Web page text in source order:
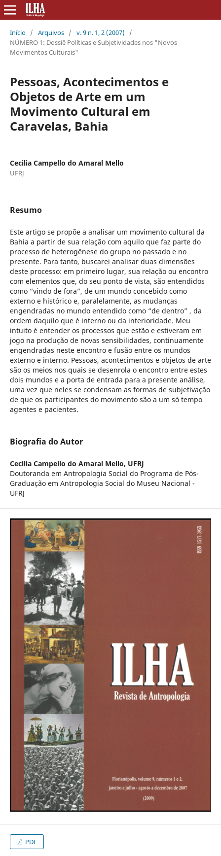
Início / Arquivos / v. 9 n. 1, 2 (2007)
/
NÚMERO 1: Dossiê Políticas e Subjetividades nos "Novos
Movimentos Culturais"
Pessoas, Acontecimentos e
Objetos de Arte em um
Movimento Cultural em
Caravelas, Bahia
Cecilia Campello do Amaral Mello
UFRJ
Resumo
Este artigo se propõe a analisar um movimento cultural da
Bahia a partir de sua relação com aquilo que faz parte do
processo de heterogênese do grupo no passado e no
presente. Para tanto, buscarei analisar duas dimensões
deste processo: em primeiro lugar, sua relação ou encontro
com elementos que, do seu ponto de vista, são entendidos
como “vindo de fora”, de um mundo concebido como
externo e histórico e, paralelamente, as mudanças
engendradas no mundo entendido como “de dentro” , da
ordem daquilo que é interno ou da interioridade. Meu
intuito é entender os processos que estão e estiveram em
jogo na produção de novas sensibilidades, continuamente
engendradas neste encontro e fusão entre os mundos
externo e interno. Pessoas, acontecimentos e objetos de arte
são os meios nos quais se desenrola o encontro entre estes
dois mundos e a porta de entrada para a presente análise,
uma vez que neles se condensam as formas de subjetivação
de que os participantes do movimento são a um só tempo
agentes e pacientes.
Biografia do Autor
Cecilia Campello do Amaral Mello, UFRJ
Doutoranda em Antropologia Social do Programa de Pós-
Graduação em Antropologia Social do Museu Nacional -
UFRJ
PDF